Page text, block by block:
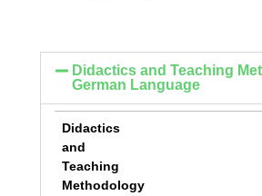
Didactics and Teaching
German Language
Didactics
and
Teaching
Methodology